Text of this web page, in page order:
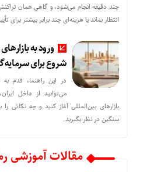
چند دقیقه انجام می‌شود، و گاهی همان
انتظار بماند یا هزینه‌ای چند برابر بیشتر برای
ورود به
شروع برای
در این راهنما، قدم
می‌توانید از داخل
بازارهای بین‌المللی آغاز کنید و چه نکاتی
سنگین در نظر بگیرید.
مقالات آموزشی